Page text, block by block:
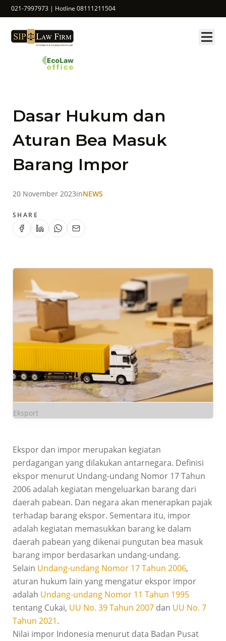
021-7997973 | Hotline 08111211504
Dasar Hukum dan
Aturan Bea Masuk
Barang Impor
20 November 2023inNEWS
SHARE
Eksport
Ekspor dan impor merupakan kegiatan
perdagangan yang dilakukan antarnegara. Definisi
ekspor menurut Undang-undang Nomor 17 Tahun
2006 adalah kegiatan mengeluarkan barang dari
daerah pabean. Dan negara akan menerapkan pajak
terhadap barang ekspor. Sementara itu, impor
adalah kegiatan memasukkan barang ke dalam
daerah pabean yang dikenai pungutan bea masuk
barang impor berdasarkan undang-undang.
Selain Undang-undang Nomor 17 Tahun 2006,
aturan hukum lain yang mengatur ekspor impor
adalah Undang-undang Nomor 11 Tahun 1995
tentang Cukai, UU No. 39 Tahun 2007dan UU No. 7
Tahun 2021.
Nilai impor Indonesia menurut data Badan Pusat